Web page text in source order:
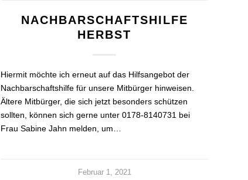
NACHBARSCHAFTSHILFE
HERBST
Hiermit möchte ich erneut auf das Hilfsangebot der
Nachbarschaftshilfe für unsere Mitbürger hinweisen.
Ältere Mitbürger, die sich jetzt besonders schützen
sollten, können sich gerne unter 0178-8140731 bei
Frau Sabine Jahn melden, um…
Februar 1, 2021